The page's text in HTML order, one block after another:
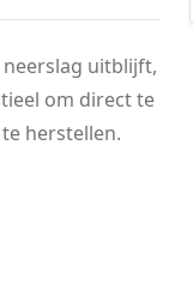
neerslag uitblijft,
om direct te
herstellen.